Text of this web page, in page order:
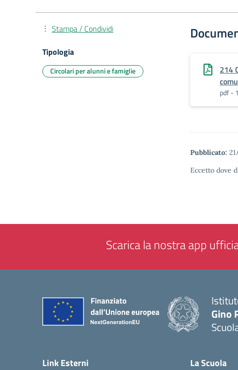
214
pdf -
Pubblicato:
Eccetto dove
Stampa / Condividi
Tipologia
Circolari per alunni e famiglie
Scarica la nostra app
Gino
Link Esterni La Scuola